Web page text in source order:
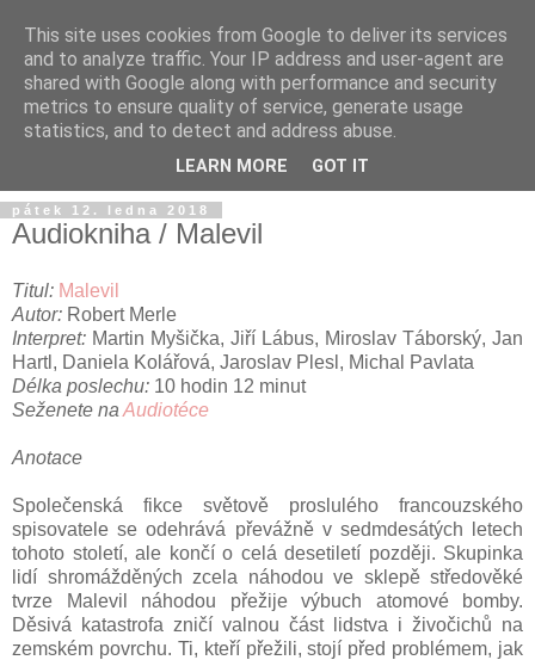
pátek 12. ledna 2018
Audiokniha / Malevil
Titul: Malevil
Autor: Robert Merle
Interpret: Martin Myšička, Jiří Lábus, Miroslav Táborský, Jan
Hartl, Daniela Kolářová, Jaroslav Plesl, Michal Pavlata
Délka poslechu: 10 hodin 12 minut
Seženete na Audiotéce
Anotace
Společenská fikce světově proslulého francouzského
spisovatele se odehrává převážně v sedmdesátých letech
tohoto století, ale končí o celá desetiletí později. Skupinka
lidí shromážděných zcela náhodou ve sklepě středověké
tvrze Malevil náhodou přežije výbuch atomové bomby.
Děsivá katastrofa zničí valnou část lidstva i živočichů na
zemském povrchu. Ti, kteří přežili, stojí před problémem, jak
This site uses cookies from Google to deliver its services
and to analyze traffic. Your IP address and user-agent are
shared with Google along with performance and security
metrics to ensure quality of service, generate usage
statistics, and to detect and address abuse.
LEARN MORE GOT IT